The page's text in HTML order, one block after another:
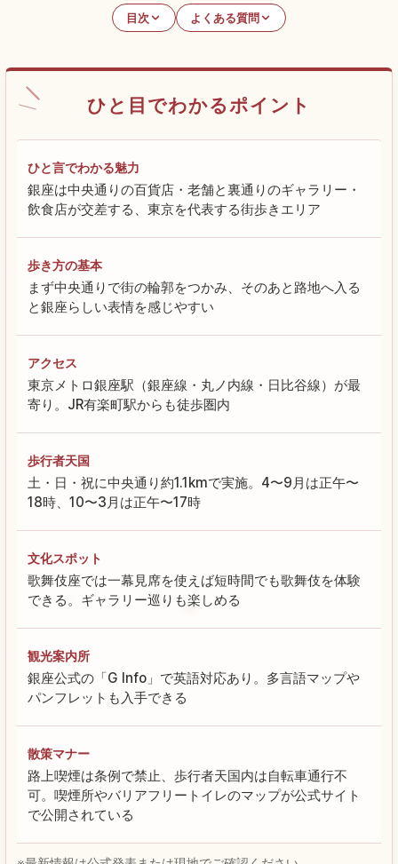
目次 よくある質問
ひと目でわかるポイント
ひと言でわかる魅力
銀座は中央通りの百貨店・老舗と裏通りのギャラリー・
飲食店が交差する、東京を代表する街歩きエリア
歩き方の基本
まず中央通りで街の輪郭をつかみ、そのあと路地へ入る
と銀座らしい表情を感じやすい
アクセス
東京メトロ銀座駅（銀座線・丸ノ内線・日比谷線）が最
寄り。JR有楽町駅からも徒歩圏内
歩行者天国
土・日・祝に中央通り約1.1kmで実施。4〜9月は正午〜
18時、10〜3月は正午〜17時
文化スポット
歌舞伎座では一幕見席を使えば短時間でも歌舞伎を体験
できる。ギャラリー巡りも楽しめる
観光案内所
銀座公式の「G Info」で英語対応あり。多言語マップや
パンフレットも入手できる
散策マナー
路上喫煙は条例で禁止、歩行者天国内は自転車通行不
可。喫煙所やバリアフリートイレのマップが公式サイト
で公開されている